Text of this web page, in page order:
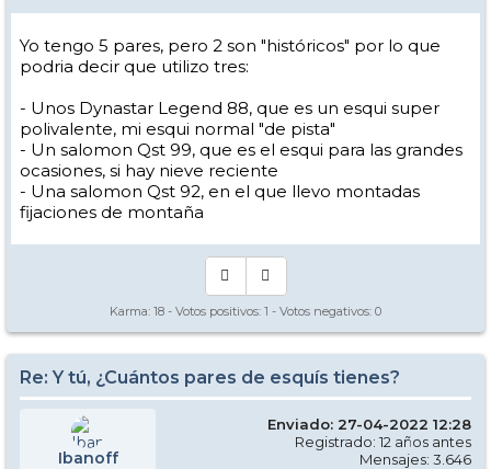
Yo tengo 5 pares, pero 2 son "históricos" por lo que
podria decir que utilizo tres:
- Unos Dynastar Legend 88, que es un esqui super
polivalente, mi esqui normal "de pista"
- Un salomon Qst 99, que es el esqui para las grandes
ocasiones, si hay nieve reciente
- Una salomon Qst 92, en el que llevo montadas
fijaciones de montaña
Karma: 18 - Votos positivos: 1 - Votos negativos: 0
Re: Y tú, ¿Cuántos pares de esquís tienes?
Ibanoff
Enviado: 27-04-2022 12:28
Registrado: 12 años antes
Mensajes: 3.646